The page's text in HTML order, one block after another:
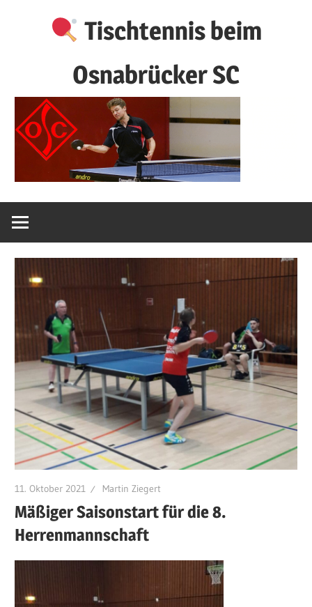
Tischtennis beim
Osnabrücker SC
11. Oktober 2021 Martin Ziegert
Mäßiger Saisonstart für die 8.
Herrenmannschaft